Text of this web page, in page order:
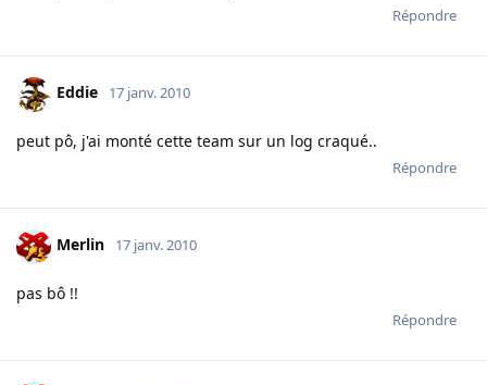
Répondre
Eddie 17 janv. 2010
peut pô, j'ai monté cette team sur un log craqué..
Répondre
Merlin 17 janv. 2010
pas bô !!
Répondre